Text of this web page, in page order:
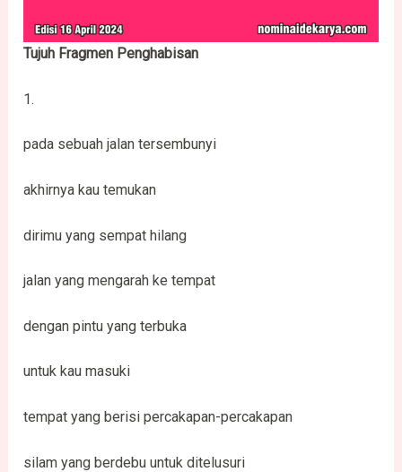
Tujuh Fragmen Penghabisan
1.
pada sebuah jalan tersembunyi
akhirnya kau temukan
dirimu yang sempat hilang
jalan yang mengarah ke tempat
dengan pintu yang terbuka
untuk kau masuki
tempat yang berisi percakapan-percakapan
silam yang berdebu untuk ditelusuri